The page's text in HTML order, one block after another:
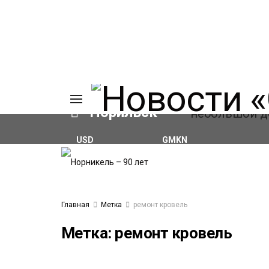
Норильск
USD
GMKN
Главная Метка ремонт кровель
Метка: ремонт кровель